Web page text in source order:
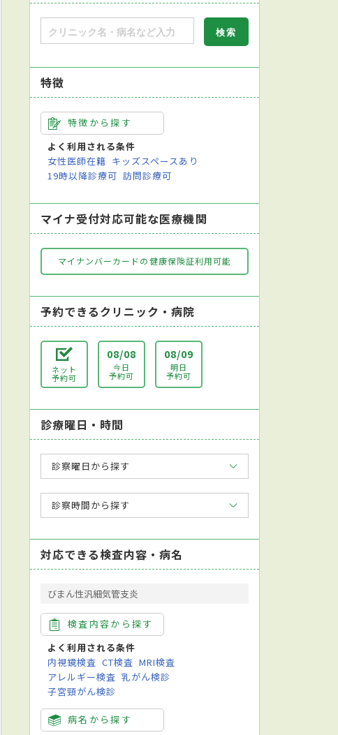
特徴
特徴から探す
よく利用される条件
女性医師在籍 キッズスペースあり
19時以降診療可 訪問診療可
マイナ受付対応可能な医療機関
マイナンバーカードの健康保険証利用可能
予約できるクリニック・病院
ネット
予約可
08/08
今日
予約可
08/09
明日
予約可
診療曜日・時間
診察曜日から探す
診察時間から探す
対応できる検査内容・病名
びまん性汎細気管支炎
検査内容から探す
よく利用される条件
内視鏡検査 CT検査 MRI検査
アレルギー検査 乳がん検診
子宮頸がん検診
病名から探す